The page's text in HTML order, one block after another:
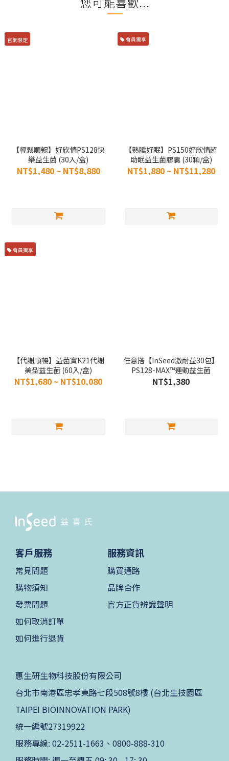
官網限定
【輕鬆順暢】好欣情PS128快
樂益生菌 (30入/盒)
NT$1,480 ~ NT$8,880
會員獨享
【熟睡好眠】PS150好欣情超
助眠益生菌膠囊 (30顆/盒)
NT$1,880 ~ NT$11,280
會員獨享
【代謝順暢】益菌寶K21代謝
美型益生菌 (60入/盒)
NT$1,680 ~ NT$10,080
任意搭【InSeed激耐益30包】
PS128-MAX™運動益生菌
NT$1,380
客戶服務
常見問題
購物須知
發票問題
如何取消訂單
如何進行退貨
服務資訊
購買通路
品牌合作
官方正貨辨識聲明
惠生研生物科技股份有限公司
台北市南港區忠孝東路七段508號8樓 (台北生技園區
TAIPEI BIOINNOVATION PARK)
統一編號27319922
服務專線: 02-2511-1663、0800-888-310